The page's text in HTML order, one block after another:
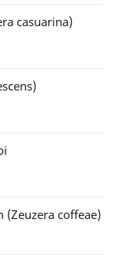
casuarina)
(Zeuzera coffeae)